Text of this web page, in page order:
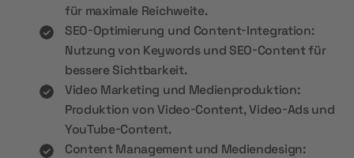
für maximale Reichweite.
SEO-Optimierung und Content-Integration:
Nutzung von Keywords und SEO-Content für
bessere Sichtbarkeit.
Video Marketing und Medienproduktion:
Produktion von Video-Content, Video-Ads und
YouTube-Content.
Content Management und Mediendesign: